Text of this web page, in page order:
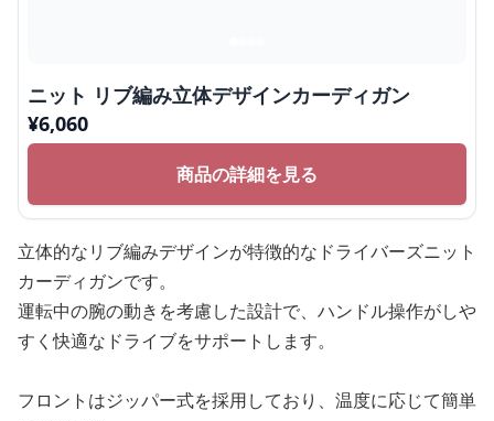
ニット リブ編み立体デザインカーディガン
¥6,060
商品の詳細を見る
立体的なリブ編みデザインが特徴的なドライバーズニット
カーディガンです。
運転中の腕の動きを考慮した設計で、ハンドル操作がしや
すく快適なドライブをサポートします。
フロントはジッパー式を採用しており、温度に応じて簡単